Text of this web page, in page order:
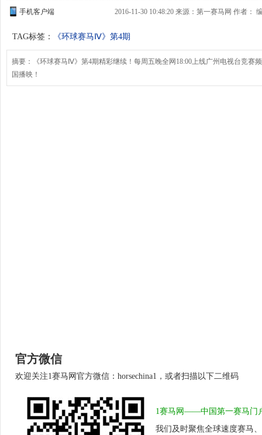
手机客户端 2016-11-30 10:48:20 来源：第一赛马网 作者：
TAG标签： 《环球赛马Ⅳ》第4期
摘要：《环球赛马Ⅳ》第4期精彩继续！每周五晚全网18:00上线广州电视台竞赛
国播映！
官方微信
欢迎关注1赛马网官方微信：horsechina1，或者扫描以下二维码
1赛马网——中国第一赛马门
我们及时聚焦全球速度赛马